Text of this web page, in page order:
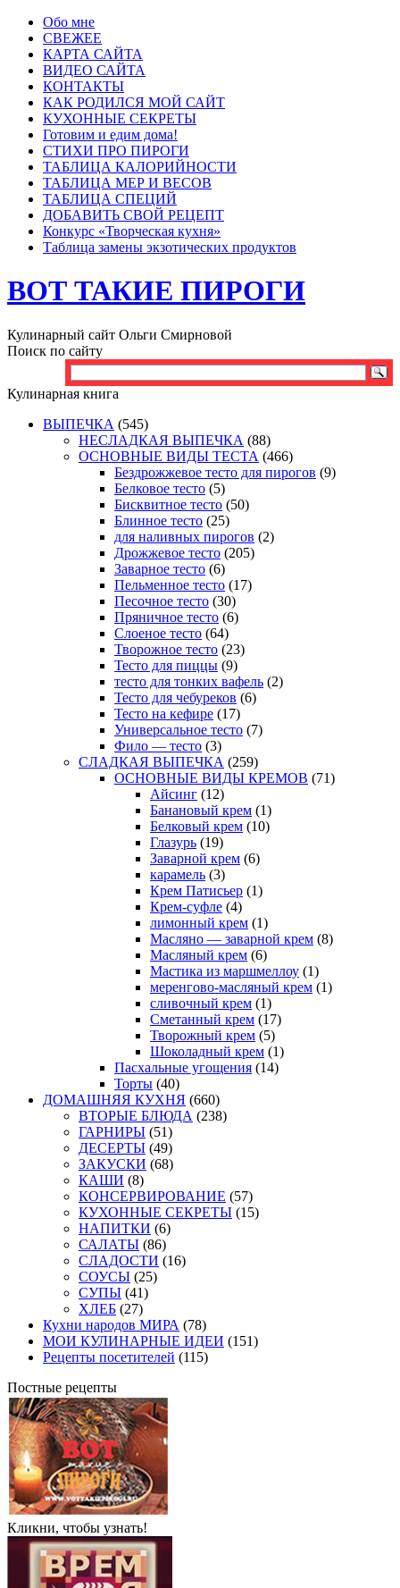
Обо мне
СВЕЖЕЕ
КАРТА САЙТА
ВИДЕО САЙТА
КОНТАКТЫ
КАК РОДИЛСЯ МОЙ САЙТ
КУХОННЫЕ СЕКРЕТЫ
Готовим и едим дома!
СТИХИ ПРО ПИРОГИ
ТАБЛИЦА КАЛОРИЙНОСТИ
ТАБЛИЦА МЕР И ВЕСОВ
ТАБЛИЦА СПЕЦИЙ
ДОБАВИТЬ СВОЙ РЕЦЕПТ
Конкурс «Творческая кухня»
Таблица замены экзотических продуктов
ВОТ ТАКИЕ ПИРОГИ
Кулинарный сайт Ольги Смирновой
Поиск по сайту
Кулинарная книга
ВЫПЕЧКА (545)
НЕСЛАДКАЯ ВЫПЕЧКА (88)
ОСНОВНЫЕ ВИДЫ ТЕСТА (466)
Бездрожжевое тесто для пирогов (9)
Белковое тесто (5)
Бисквитное тесто (50)
Блинное тесто (25)
для наливных пирогов (2)
Дрожжевое тесто (205)
Заварное тесто (6)
Пельменное тесто (17)
Песочное тесто (30)
Пряничное тесто (6)
Слоеное тесто (64)
Творожное тесто (23)
Тесто для пиццы (9)
тесто для тонких вафель (2)
Тесто для чебуреков (6)
Тесто на кефире (17)
Универсальное тесто (7)
Фило — тесто (3)
СЛАДКАЯ ВЫПЕЧКА (259)
ОСНОВНЫЕ ВИДЫ КРЕМОВ (71)
Айсинг (12)
Банановый крем (1)
Белковый крем (10)
Глазурь (19)
Заварной крем (6)
карамель (3)
Крем Патисьер (1)
Крем-суфле (4)
лимонный крем (1)
Масляно — заварной крем (8)
Масляный крем (6)
Мастика из маршмеллоу (1)
меренгово-масляный крем (1)
сливочный крем (1)
Сметанный крем (17)
Творожный крем (5)
Шоколадный крем (1)
Пасхальные угощения (14)
Торты (40)
ДОМАШНЯЯ КУХНЯ (660)
ВТОРЫЕ БЛЮДА (238)
ГАРНИРЫ (51)
ДЕСЕРТЫ (49)
ЗАКУСКИ (68)
КАШИ (8)
КОНСЕРВИРОВАНИЕ (57)
КУХОННЫЕ СЕКРЕТЫ (15)
НАПИТКИ (6)
САЛАТЫ (86)
СЛАДОСТИ (16)
СОУСЫ (25)
СУПЫ (41)
ХЛЕБ (27)
Кухни народов МИРА (78)
МОИ КУЛИНАРНЫЕ ИДЕИ (151)
Рецепты посетителей (115)
Постные рецепты
Кликни, чтобы узнать!